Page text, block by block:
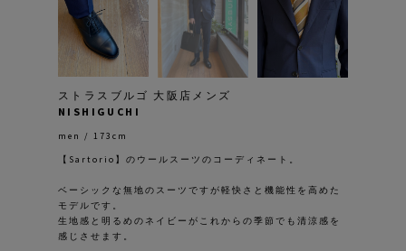
ストラスブルゴ 大阪店メンズ
NISHIGUCHI
men / 173cm
【Sartorio】のウールスーツのコーディネート。
ベーシックな無地のスーツですが軽快さと機能性を高めた
モデルです。
生地感と明るめのネイビーがこれからの季節でも清涼感を
感じさせます。